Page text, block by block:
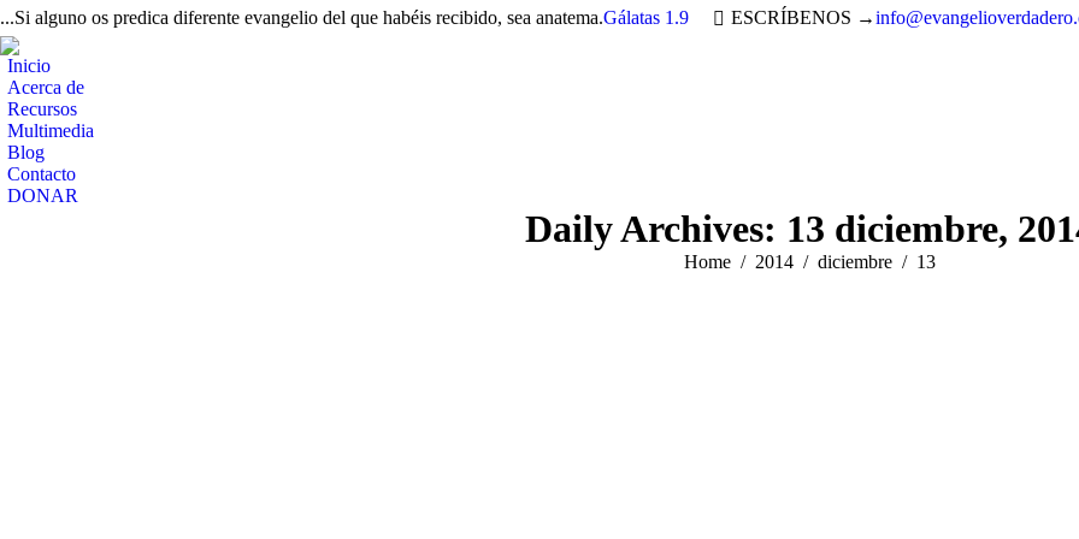
...Si alguno os predica diferente evangelio del que habéis recibido, sea anatema.Gálatas 1.9 ESCRÍBENOS →
Inicio
Acerca de
Recursos
Multimedia
Blog
Contacto
DONAR
Daily Archives: 13 diciembre,
You are here:
Home 2014 diciembre 13